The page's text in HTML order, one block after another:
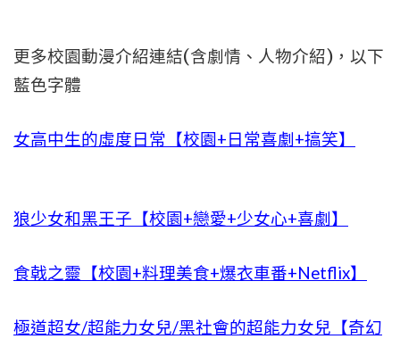
更多校園動漫介紹連結(含劇情、人物介紹)，以下
藍色字體
女高中生的虛度日常【校園+日常喜劇+搞笑】
狼少女和黑王子【校園+戀愛+少女心+喜劇】
食戟之靈【校園+料理美食+爆衣車番+Netflix】
極道超女/超能力女兒/黑社會的超能力女兒【奇幻